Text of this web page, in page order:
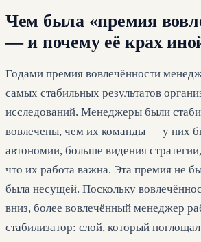
Чем была «премия
— и почему её крах
Годами премия вовлечённости
самых стабильных результатов
исследований. Менеджеры были
вовлечены, чем их команды — у них
автономии, больше видения
что их работа важна. Эта премия не
была несущей. Поскольку
вниз, более вовлечённый менеджер
стабилизатор: слой, который